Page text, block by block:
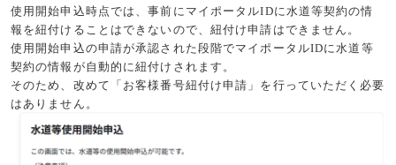
使用開始申込時点では、事前にマイポータルIDに水道等契約の情
報を紐付けることはできないので、紐付け申請はできません。
使用開始申込の申請が承認された段階でマイポータルIDに水道等
契約の情報が自動的に紐付けされます。
そのため、改めて「お客様番号紐付け申請」を行っていただく必要
はありません。